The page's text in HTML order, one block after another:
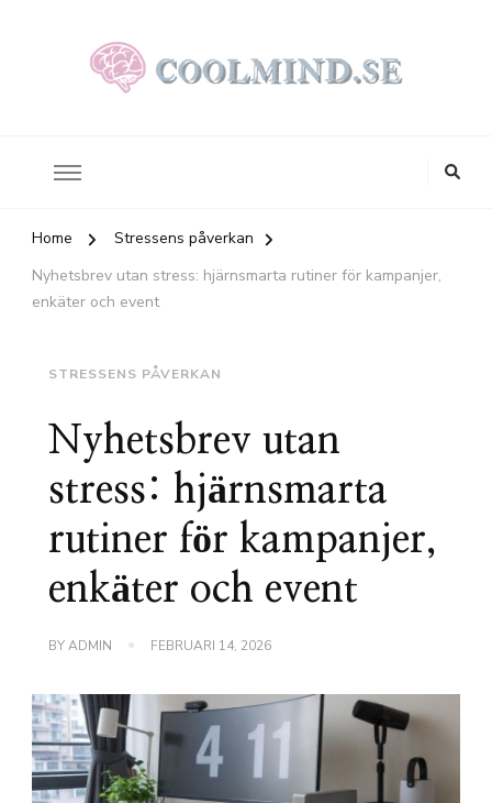
Home
Stressens påverkan
Nyhetsbrev utan stress: hjärnsmarta rutiner för kampanjer,
enkäter och event
STRESSENS PÅVERKAN
Nyhetsbrev utan
stress: hjärnsmarta
rutiner för kampanjer,
enkäter och event
BYADMIN FEBRUARI 14, 2026